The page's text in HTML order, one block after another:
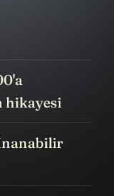
hikayesi